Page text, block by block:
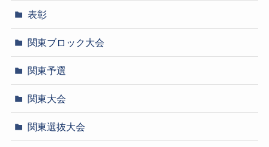
表彰
関東ブロック大会
関東予選
関東大会
関東選抜大会